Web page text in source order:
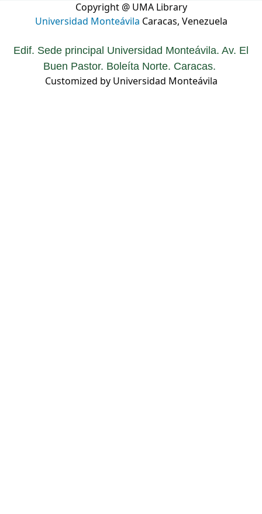
Copyright @ UMA Library
Universidad Monteávila Caracas, Venezuela
Edif. Sede principal Universidad Monteávila. Av. El
Buen Pastor. Boleíta Norte. Caracas.
Customized by Universidad Monteávila